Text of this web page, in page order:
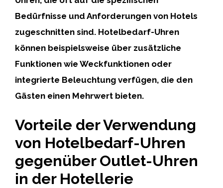
Bedürfnisse und Anforderungen von Hotels
zugeschnitten sind. Hotelbedarf-Uhren
können beispielsweise über zusätzliche
Funktionen wie Weckfunktionen oder
integrierte Beleuchtung verfügen, die den
Gästen einen Mehrwert bieten.
Vorteile der Verwendung
von Hotelbedarf-Uhren
gegenüber Outlet-Uhren
in der Hotellerie